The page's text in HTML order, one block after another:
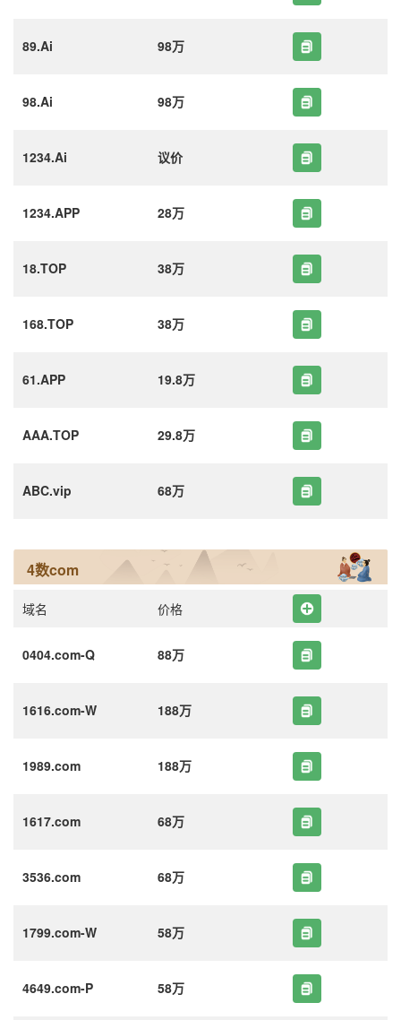
89.Ai 98万
98.Ai 98万
1234.Ai 议价
1234.APP 28万
18.TOP 38万
168.TOP 38万
61.APP 19.8万
AAA.TOP 29.8万
ABC.vip 68万
4数com
域名 价格
0404.com-Q 88万
1616.com-W 188万
1989.com 188万
1617.com 68万
3536.com 68万
1799.com-W 58万
4649.com-P 58万